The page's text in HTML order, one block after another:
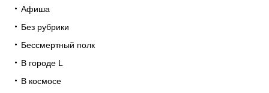
Афиша
Без рубрики
Бессмертный полк
В городе L
В космосе